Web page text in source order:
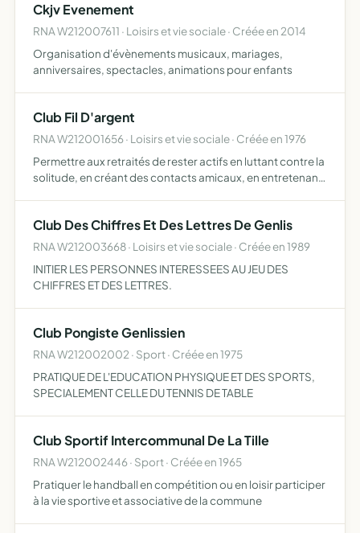
Ckjv Evenement
RNA W212007611 · Loisirs et vie sociale · Créée en 2014
Organisation d'évènements musicaux, mariages,
anniversaires, spectacles, animations pour enfants
Club Fil D'argent
RNA W212001656 · Loisirs et vie sociale · Créée en 1976
Permettre aux retraités de rester actifs en luttant contre la
solitude, en créant des contacts amicaux, en entretenant
Club Des Chiffres Et Des Lettres De Genlis
RNA W212003668 · Loisirs et vie sociale · Créée en 1989
INITIER LES PERSONNES INTERESSEES AU JEU DES
CHIFFRES ET DES LETTRES.
Club Pongiste Genlissien
RNA W212002002 · Sport · Créée en 1975
PRATIQUE DE L'EDUCATION PHYSIQUE ET DES SPORTS,
SPECIALEMENT CELLE DU TENNIS DE TABLE
Club Sportif Intercommunal De La Tille
RNA W212002446 · Sport · Créée en 1965
Pratiquer le handball en compétition ou en loisir participer
à la vie sportive et associative de la commune